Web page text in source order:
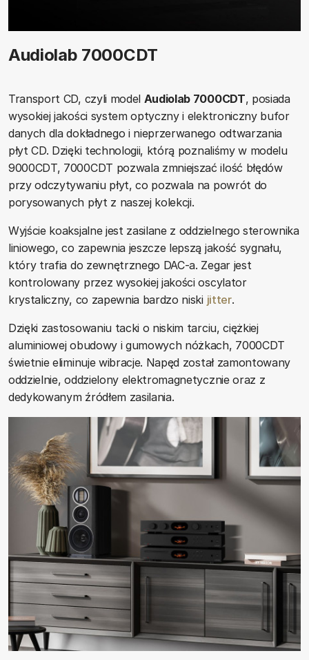
Audiolab 7000CDT
Transport CD, czyli model Audiolab 7000CDT, posiada
wysokiej jakości system optyczny i elektroniczny bufor
danych dla dokładnego i nieprzerwanego odtwarzania
płyt CD. Dzięki technologii, którą poznaliśmy w modelu
9000CDT, 7000CDT pozwala zmniejszać ilość błędów
przy odczytywaniu płyt, co pozwala na powrót do
porysowanych płyt z naszej kolekcji.
Wyjście koaksjalne jest zasilane z oddzielnego sterownika
liniowego, co zapewnia jeszcze lepszą jakość sygnału,
który trafia do zewnętrznego DAC-a. Zegar jest
kontrolowany przez wysokiej jakości oscylator
krystaliczny, co zapewnia bardzo niski jitter.
Dzięki zastosowaniu tacki o niskim tarciu, ciężkiej
aluminiowej obudowy i gumowych nóżkach, 7000CDT
świetnie eliminuje wibracje. Napęd został zamontowany
oddzielnie, oddzielony elektromagnetycznie oraz z
dedykowanym źródłem zasilania.